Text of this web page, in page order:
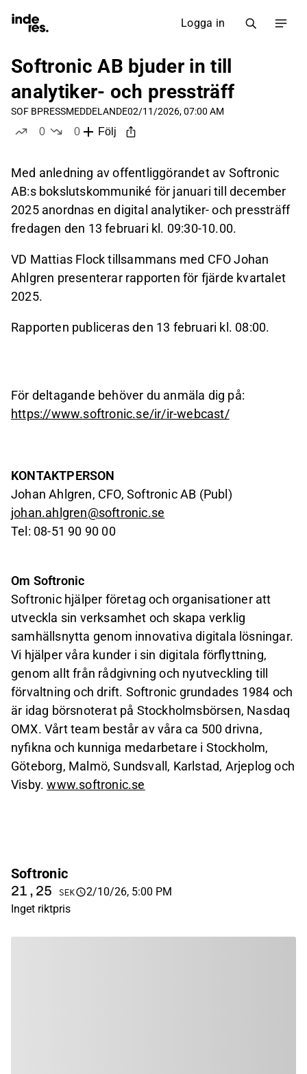
Logga in
Softronic AB bjuder in till
analytiker- och pressträff
SOF BPRESSMEDDELANDE02/11/2026, 07:00 AM
0
0
Följ
Med anledning av offentliggörandet av Softronic
AB:s bokslutskommuniké för januari till december
2025 anordnas en digital analytiker- och pressträff
fredagen den 13 februari kl. 09:30-10.00.
VD Mattias Flock tillsammans med CFO Johan
Ahlgren presenterar rapporten för fjärde kvartalet
2025.
Rapporten publiceras den 13 februari kl. 08:00.
För deltagande behöver du anmäla dig på:
https://www.softronic.se/ir/ir-webcast/
KONTAKTPERSON
Johan Ahlgren, CFO, Softronic AB (Publ)
johan.ahlgren@softronic.se
Tel: 08-51 90 90 00
Om Softronic
Softronic hjälper företag och organisationer att
utveckla sin verksamhet och skapa verklig
samhällsnytta genom innovativa digitala lösningar.
Vi hjälper våra kunder i sin digitala förflyttning,
genom allt från rådgivning och nyutveckling till
förvaltning och drift. Softronic grundades 1984 och
är idag börsnoterat på Stockholmsbörsen, Nasdaq
OMX. Vårt team består av våra ca 500 drivna,
nyfikna och kunniga medarbetare i Stockholm,
Göteborg, Malmö, Sundsvall, Karlstad, Arjeplog och
Visby.www.softronic.se
Softronic
21,25 SEK
2/10/26, 5:00 PM
Inget riktpris